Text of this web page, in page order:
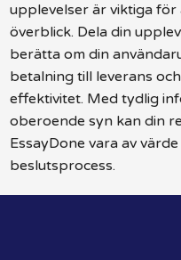
upplevelser är viktiga
överblick. Dela din
berätta om din
betalning till leverans
effektivitet. Med tydlig
oberoende syn kan din
EssayDone vara av
beslutsprocess.